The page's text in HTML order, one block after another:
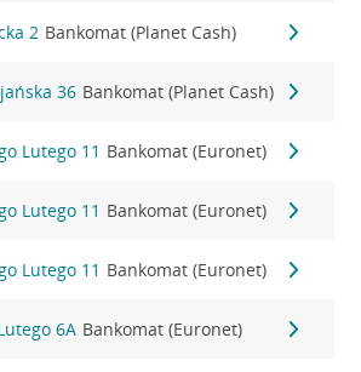
2 Bankomat (Planet Cash)
36 Bankomat (Planet Cash)
Lutego 11 Bankomat (Euronet)
Lutego 11 Bankomat (Euronet)
Lutego 11 Bankomat (Euronet)
6A Bankomat (Euronet)